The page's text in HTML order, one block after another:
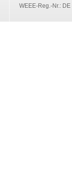
WEEE-Reg.-Nr.: